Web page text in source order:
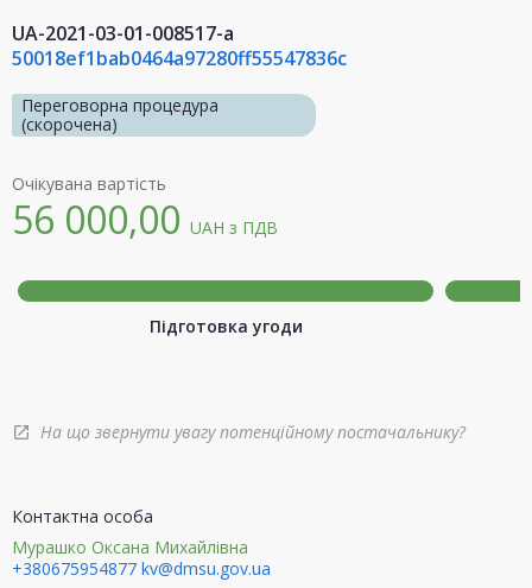
UA-2021-03-01-008517-a
50018ef1bab0464a97280ff55547836c
Переговорна процедура
(скорочена)
Очікувана вартість
56 000,00 UAH з ПДВ
Підготовка угоди
open_in_new На що звернути увагу потенційному постачальнику?
Контактна особа
Мурашко Оксана Михайлівна
+380675954877 kv@dmsu.gov.ua